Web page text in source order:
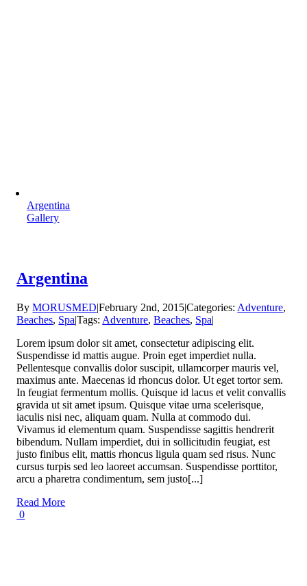
Argentina
Gallery
Argentina
ByMORUSMED|February 2nd, 2015|Categories: Adventure,
Beaches, Spa|Tags: Adventure,Beaches, Spa|
Lorem ipsum dolor sit amet, consectetur adipiscing elit.
Suspendisse id mattis augue. Proin eget imperdiet nulla.
Pellentesque convallis dolor suscipit, ullamcorper mauris vel,
maximus ante. Maecenas id rhoncus dolor. Ut eget tortor sem.
In feugiat fermentum mollis. Quisque id lacus et velit convallis
gravida ut sit amet ipsum. Quisque vitae urna scelerisque,
iaculis nisi nec, aliquam quam. Nulla at commodo dui.
Vivamus id elementum quam. Suspendisse sagittis hendrerit
bibendum. Nullam imperdiet, dui in sollicitudin feugiat, est
justo finibus elit, mattis rhoncus ligula quam sed risus. Nunc
cursus turpis sed leo laoreet accumsan. Suspendisse porttitor,
arcu a pharetra condimentum, sem justo[...]
Read More
0